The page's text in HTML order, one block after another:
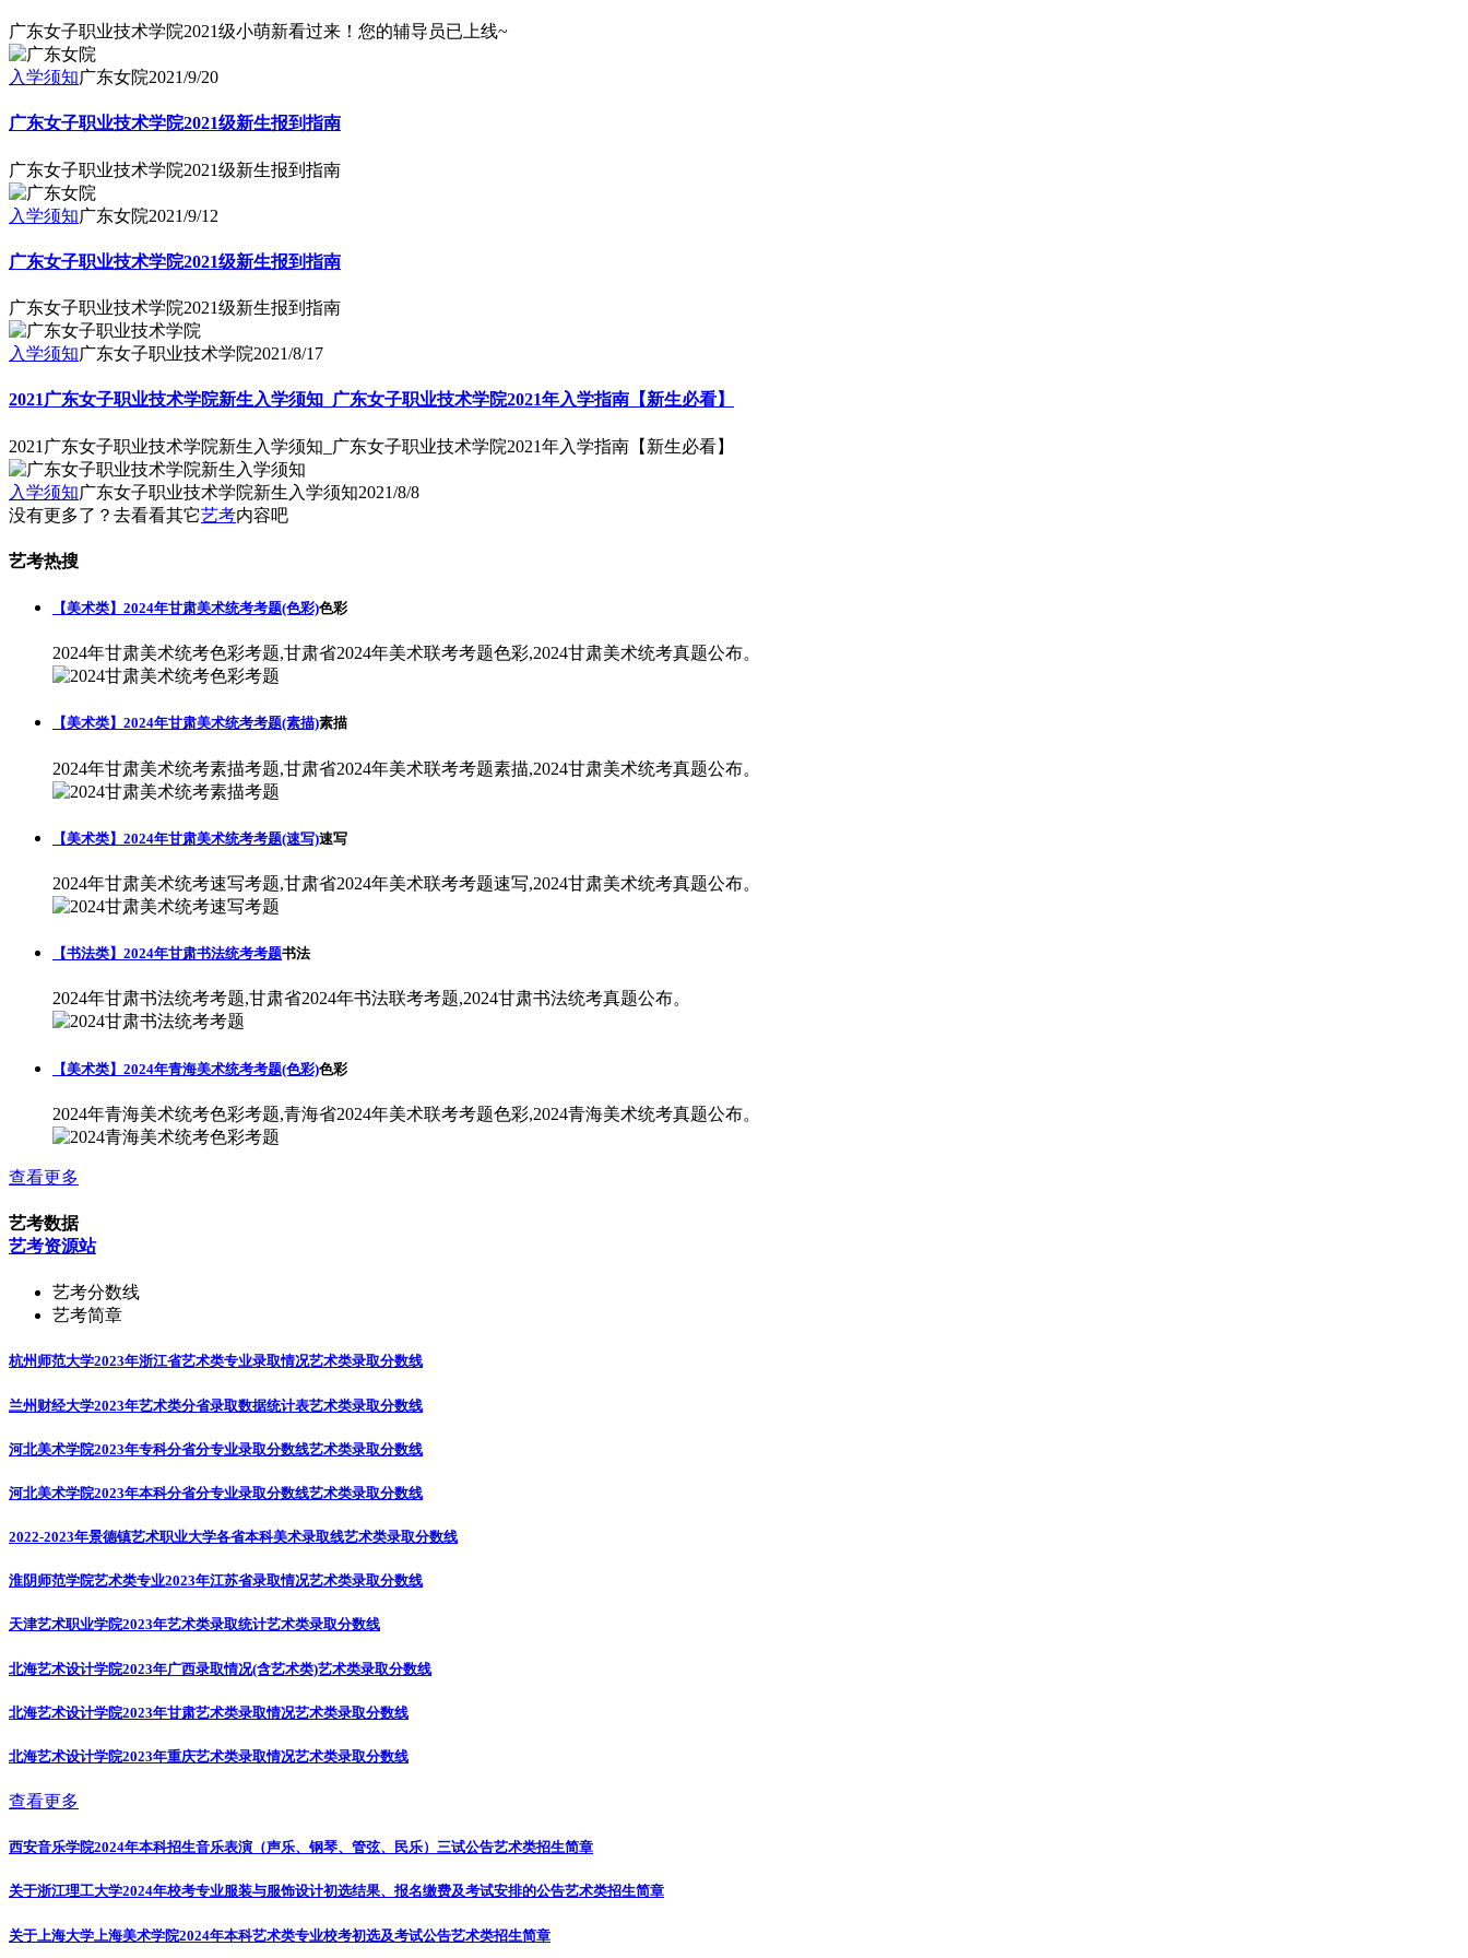
广东女子职业技术学院2021级小萌新看过来！您的辅导员已上线~
入学须知广东女院2021/9/20
广东女子职业技术学院2021级新生报到指南
广东女子职业技术学院2021级新生报到指南
入学须知广东女院2021/9/12
广东女子职业技术学院2021级新生报到指南
广东女子职业技术学院2021级新生报到指南
入学须知广东女子职业技术学院2021/8/17
2021广东女子职业技术学院新生入学须知_广东女子职业技术学院2021年入学指南【新生必看】
2021广东女子职业技术学院新生入学须知_广东女子职业技术学院2021年入学指南【新生必看】
入学须知广东女子职业技术学院新生入学须知2021/8/8
没有更多了？去看看其它艺考内容吧
艺考热搜
【美术类】2024年甘肃美术统考考题(色彩)色彩
2024年甘肃美术统考色彩考题,甘肃省2024年美术联考考题色彩,2024甘肃美术统考真题公布。
【美术类】2024年甘肃美术统考考题(素描)素描
2024年甘肃美术统考素描考题,甘肃省2024年美术联考考题素描,2024甘肃美术统考真题公布。
【美术类】2024年甘肃美术统考考题(速写)速写
2024年甘肃美术统考速写考题,甘肃省2024年美术联考考题速写,2024甘肃美术统考真题公布。
【书法类】2024年甘肃书法统考考题书法
2024年甘肃书法统考考题,甘肃省2024年书法联考考题,2024甘肃书法统考真题公布。
【美术类】2024年青海美术统考考题(色彩)色彩
2024年青海美术统考色彩考题,青海省2024年美术联考考题色彩,2024青海美术统考真题公布。
查看更多
艺考数据
艺考资源站
艺考分数线
艺考简章
杭州师范大学2023年浙江省艺术类专业录取情况艺术类录取分数线
兰州财经大学2023年艺术类分省录取数据统计表艺术类录取分数线
河北美术学院2023年专科分省分专业录取分数线艺术类录取分数线
河北美术学院2023年本科分省分专业录取分数线艺术类录取分数线
2022-2023年景德镇艺术职业大学各省本科美术录取线艺术类录取分数线
淮阴师范学院艺术类专业2023年江苏省录取情况艺术类录取分数线
天津艺术职业学院2023年艺术类录取统计艺术类录取分数线
北海艺术设计学院2023年广西录取情况(含艺术类)艺术类录取分数线
北海艺术设计学院2023年甘肃艺术类录取情况艺术类录取分数线
北海艺术设计学院2023年重庆艺术类录取情况艺术类录取分数线
查看更多
西安音乐学院2024年本科招生音乐表演（声乐、钢琴、管弦、民乐）三试公告艺术类招生简章
关于浙江理工大学2024年校考专业服装与服饰设计初选结果、报名缴费及考试安排的公告艺术类招生简章
关于上海大学上海美术学院2024年本科艺术类专业校考初选及考试公告艺术类招生简章